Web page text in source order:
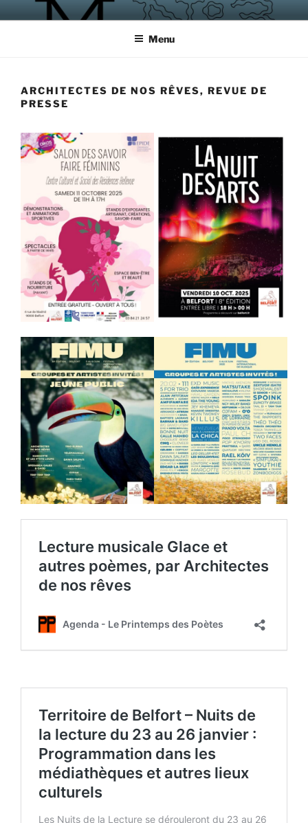
au
MAGASIN NUMÉRO 3
ateliers, écrire, créer, rencontrer
Menu
ARCHITECTES DE NOS RÊVES, REVUE DE
PRESSE